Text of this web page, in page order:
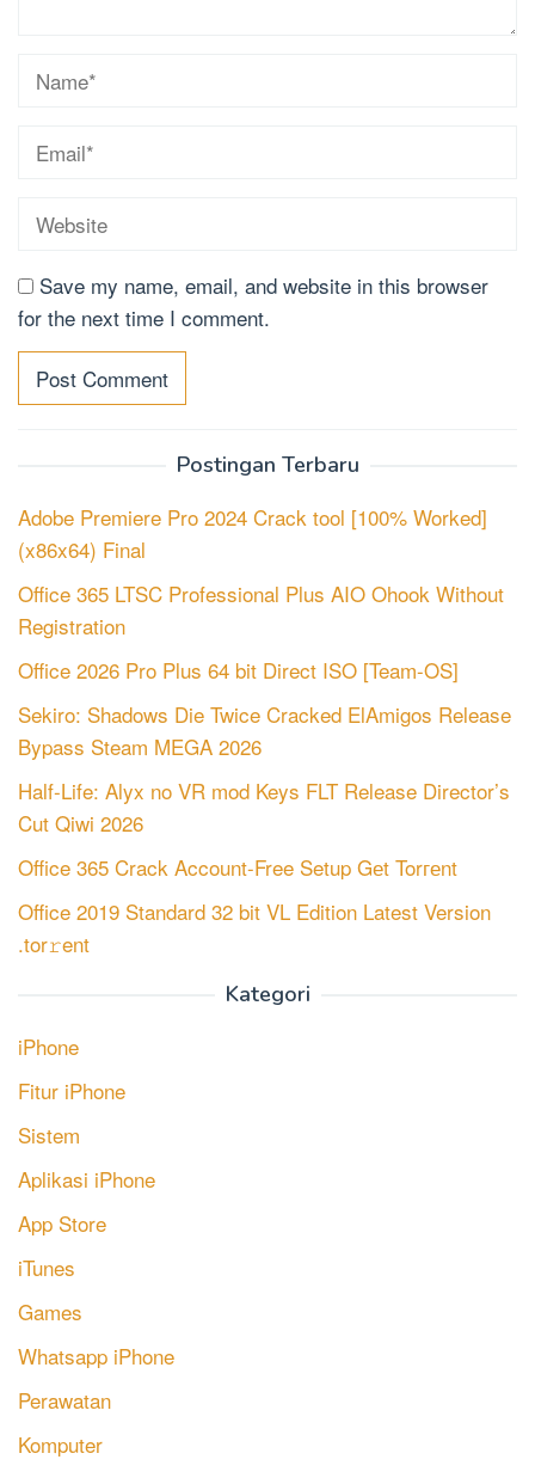
Save my name, email, and website in this browser
for the next time I comment.
Postingan Terbaru
Adobe Premiere Pro 2024 Crack tool [100% Worked]
(x86x64) Final
Office 365 LTSC Professional Plus AIO Ohook Without
Registration
Office 2026 Pro Plus 64 bit Direct ISO [Team-OS]
Sekiro: Shadows Die Twice Cracked ElAmigos Release
Bypass Steam MEGA 2026
Half-Life: Alyx no VR mod Keys FLT Release Director’s
Cut Qiwi 2026
Office 365 Crack Account-Free Setup Gеt Torгеnt
Office 2019 Standard 32 bit VL Edition Latest Version
.tor𝚛ent
Kategori
iPhone
Fitur iPhone
Sistem
Aplikasi iPhone
App Store
iTunes
Games
Whatsapp iPhone
Perawatan
Komputer